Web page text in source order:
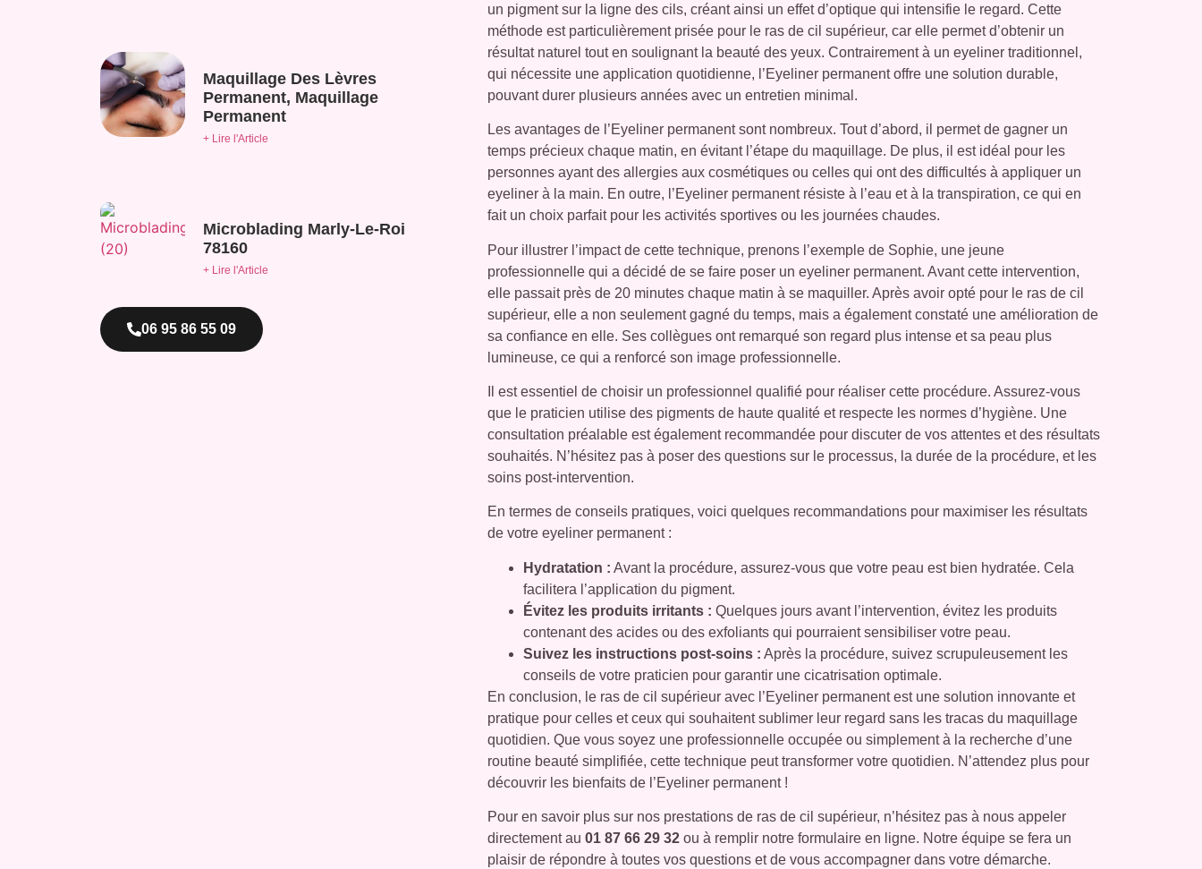
Maquillage Des Lèvres
Permanent, Maquillage
Permanent
+ Lire l'Article
Microblading Marly-Le-Roi
78160
+ Lire l'Article
06 95 86 55 09
un pigment sur la ligne des cils, créant ainsi un effet d’optique qui intensifie le regard. Cette
méthode est particulièrement prisée pour le ras de cil supérieur, car elle permet d’obtenir un
résultat naturel tout en soulignant la beauté des yeux. Contrairement à un eyeliner traditionnel,
qui nécessite une application quotidienne, l’Eyeliner permanent offre une solution durable,
pouvant durer plusieurs années avec un entretien minimal.
Les avantages de l’Eyeliner permanent sont nombreux. Tout d’abord, il permet de gagner un
temps précieux chaque matin, en évitant l’étape du maquillage. De plus, il est idéal pour les
personnes ayant des allergies aux cosmétiques ou celles qui ont des difficultés à appliquer un
eyeliner à la main. En outre, l’Eyeliner permanent résiste à l’eau et à la transpiration, ce qui en
fait un choix parfait pour les activités sportives ou les journées chaudes.
Pour illustrer l’impact de cette technique, prenons l’exemple de Sophie, une jeune
professionnelle qui a décidé de se faire poser un eyeliner permanent. Avant cette intervention,
elle passait près de 20 minutes chaque matin à se maquiller. Après avoir opté pour le ras de cil
supérieur, elle a non seulement gagné du temps, mais a également constaté une amélioration de
sa confiance en elle. Ses collègues ont remarqué son regard plus intense et sa peau plus
lumineuse, ce qui a renforcé son image professionnelle.
Il est essentiel de choisir un professionnel qualifié pour réaliser cette procédure. Assurez-vous
que le praticien utilise des pigments de haute qualité et respecte les normes d’hygiène. Une
consultation préalable est également recommandée pour discuter de vos attentes et des résultats
souhaités. N’hésitez pas à poser des questions sur le processus, la durée de la procédure, et les
soins post-intervention.
En termes de conseils pratiques, voici quelques recommandations pour maximiser les résultats
de votre eyeliner permanent :
Hydratation : Avant la procédure, assurez-vous que votre peau est bien hydratée. Cela
facilitera l’application du pigment.
Évitez les produits irritants : Quelques jours avant l’intervention, évitez les produits
contenant des acides ou des exfoliants qui pourraient sensibiliser votre peau.
Suivez les instructions post-soins : Après la procédure, suivez scrupuleusement les
conseils de votre praticien pour garantir une cicatrisation optimale.
En conclusion, le ras de cil supérieur avec l’Eyeliner permanent est une solution innovante et
pratique pour celles et ceux qui souhaitent sublimer leur regard sans les tracas du maquillage
quotidien. Que vous soyez une professionnelle occupée ou simplement à la recherche d’une
routine beauté simplifiée, cette technique peut transformer votre quotidien. N’attendez plus pour
découvrir les bienfaits de l’Eyeliner permanent !
Pour en savoir plus sur nos prestations de ras de cil supérieur, n’hésitez pas à nous appeler
directement au01 87 66 29 32 ou à remplir notre formulaire en ligne. Notre équipe se fera un
plaisir de répondre à toutes vos questions et de vous accompagner dans votre démarche.